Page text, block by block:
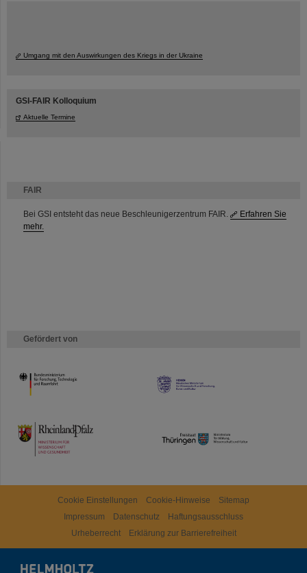
FAIR
Bei GSI entsteht das neue Beschleunigerzentrum FAIR.
Erfahren Sie
mehr.
Gefördert von
HMWK
TMWWDG
Umgang mit den Auswirkungen des Kriegs in der Ukraine
GSI-FAIR Kolloquium
Aktuelle Termine
Cookie Einstellungen Cookie-Hinweise
Sitemap
Impressum
Datenschutz
Haftungsausschluss
Urheberrecht
Erklärung zur Barrierefreiheit